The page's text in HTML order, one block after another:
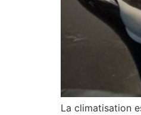
La climatisation